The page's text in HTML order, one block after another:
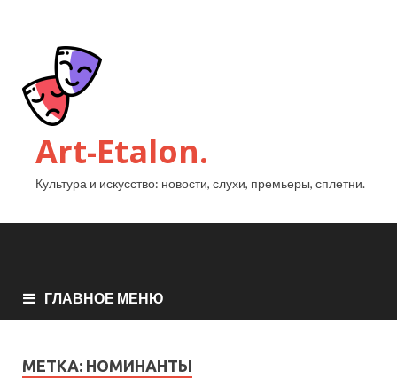
Art-Etalon.
Культура и искусство: новости, слухи, премьеры, сплетни.
ГЛАВНОЕ МЕНЮ
МЕТКА: НОМИНАНТЫ